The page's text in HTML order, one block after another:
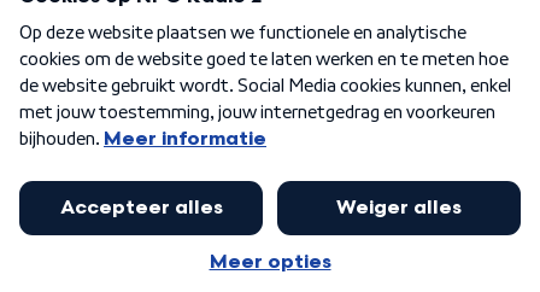
Algemene voorwaarden